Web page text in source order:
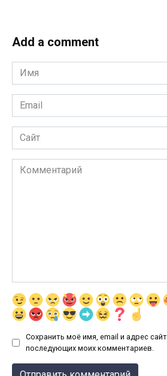
Add a comment
Имя
*
Email
*
Сайт
Комментарий
Сохранить моё имя, email и адрес
последующих моих комментариев.